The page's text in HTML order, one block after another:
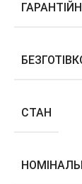
СТАН